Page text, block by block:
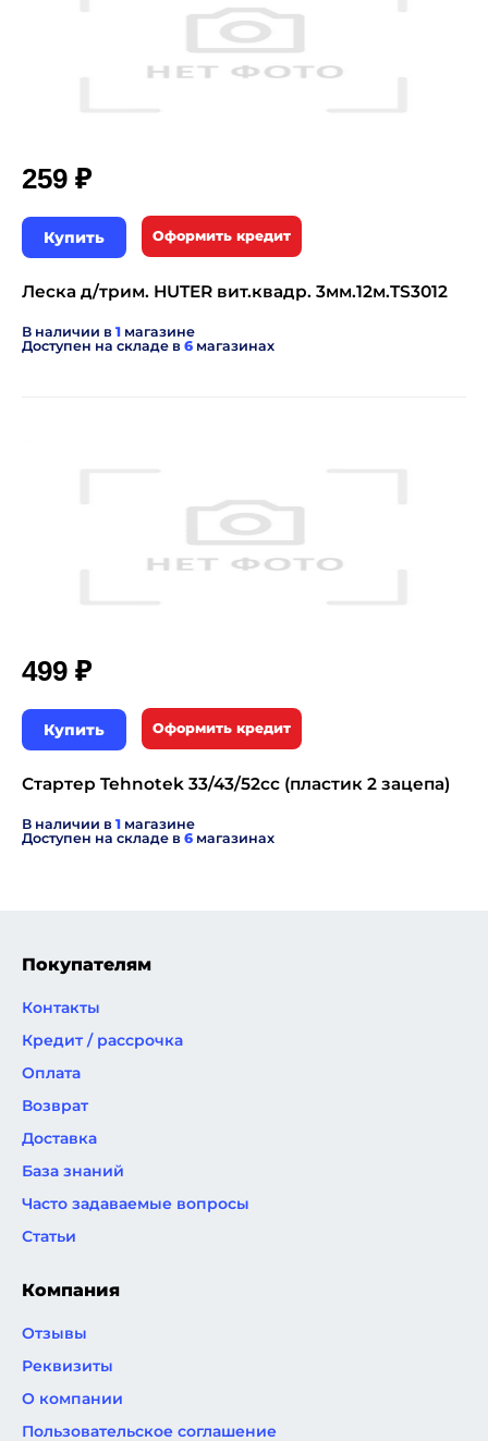
259 ₽
Купить Оформить кредит
Леска д/трим. HUTER вит.квадр. 3мм.12м.TS3012
В наличии в 1 магазине
Доступен на складе в 6 магазинах
499 ₽
Купить Оформить кредит
Стартер Tehnotek 33/43/52сс (пластик 2 зацепа)
В наличии в 1 магазине
Доступен на складе в 6 магазинах
Покупателям
Контакты
Кредит / рассрочка
Оплата
Возврат
Доставка
База знаний
Часто задаваемые вопросы
Статьи
Компания
Отзывы
Реквизиты
О компании
Пользовательское соглашение